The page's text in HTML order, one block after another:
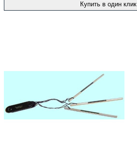
Купить в один клик